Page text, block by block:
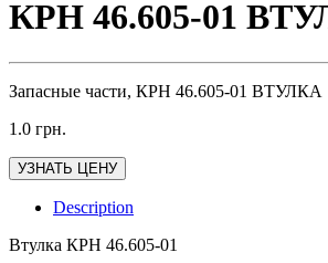
КРН 46.605-01
Запасные части, КРН 46.605-01 ВТУЛКА
1.0 грн.
УЗНАТЬ ЦЕНУ
Description
Втулка КРН 46.605-01